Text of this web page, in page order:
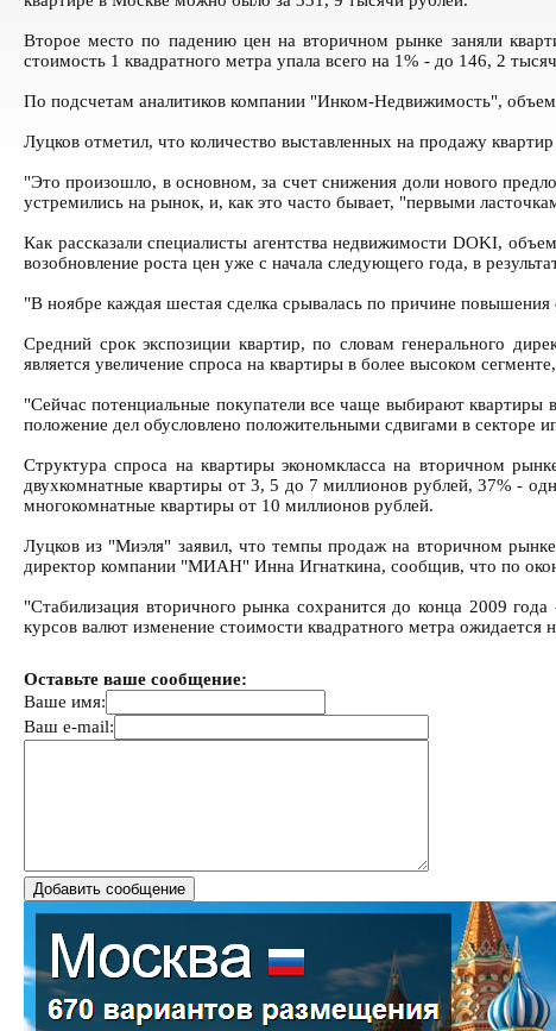
Второе место по падению цен на вторичном рынке заняли
стоимость 1 квадратного метра упала всего на 1% - до 146, 2
По подсчетам аналитиков компании "Инком-Недвижимость",
Луцков отметил, что количество выставленных на продажу
"Это произошло, в основном, за счет снижения доли нового
устремились на рынок, и, как это часто бывает, "первыми
Как рассказали специалисты агентства недвижимости DOKI,
возобновление роста цен уже с начала следующего года, в
"В ноябре каждая шестая сделка срывалась по причине
Средний срок экспозиции квартир, по словам генерального
является увеличение спроса на квартиры в более высоком
"Сейчас потенциальные покупатели все чаще выбирают
положение дел обусловлено положительными сдвигами в секторе
Структура спроса на квартиры экономкласса на вторичном
двухкомнатные квартиры от 3, 5 до 7 миллионов рублей, 37% -
многокомнатные квартиры от 10 миллионов рублей.
Луцков из "Миэля" заявил, что темпы продаж на вторичном
директор компании "МИАН" Инна Игнаткина, сообщив, что по
"Стабилизация вторичного рынка сохранится до конца 2009
курсов валют изменение стоимости квадратного метра
Оставьте ваше сообщение:
Ваше имя:
Ваш e-mail: